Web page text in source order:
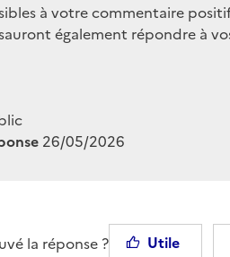
à votre commentaire
également répondre à
26/05/2026
la réponse ? Utile